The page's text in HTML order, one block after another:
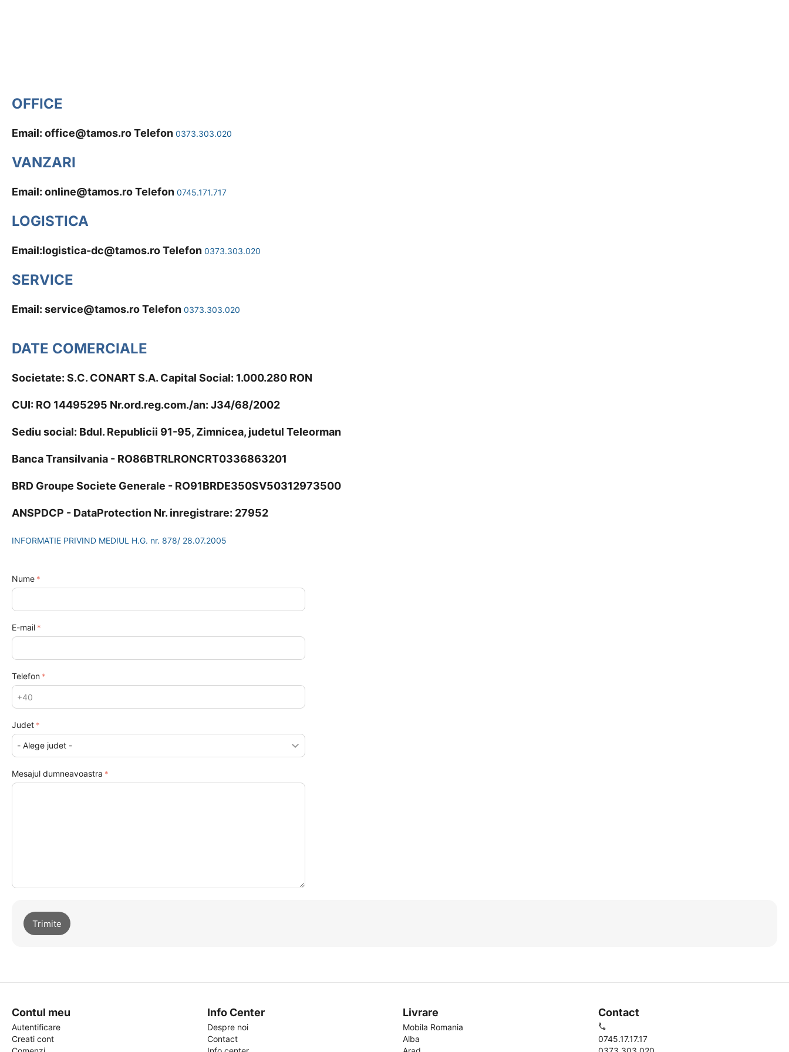
OFFICE
Email: office@tamos.roTelefon 0373.303.020
VANZARI
Email: online@tamos.roTelefon 0745.171.717
LOGISTICA
Email:logistica-dc@tamos.roTelefon 0373.303.020
SERVICE
Email: service@tamos.roTelefon 0373.303.020
DATE COMERCIALE
Societate: S.C. CONART S.A. Capital Social: 1.000.280 RON
CUI: RO 14495295 Nr.ord.reg.com./an: J34/68/2002
Sediu social: Bdul. Republicii 91-95, Zimnicea, judetul Teleorman
Banca Transilvania - RO86BTRLRONCRT0336863201
BRD Groupe Societe Generale - RO91BRDE350SV50312973500
ANSPDCP - DataProtection Nr. inregistrare: 27952
INFORMATIE PRIVIND MEDIUL H.G. nr. 878/ 28.07.2005
Nume
E-mail
Telefon
Judet
Mesajul dumneavoastra
Trimite
Contul meu
Autentificare
Creati cont
Info Center
Despre noi
Contact
Livrare
Mobila Romania
Alba
Contact
0745.17.17.17